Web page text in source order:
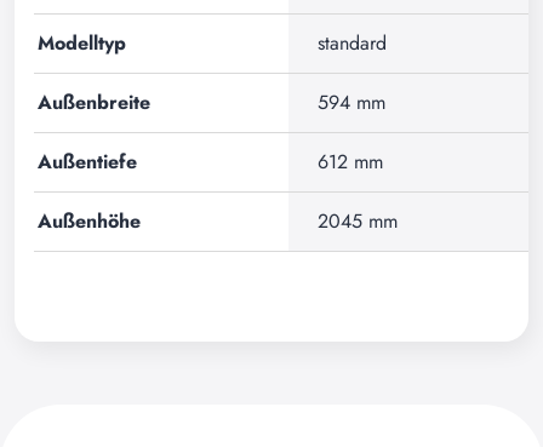
Modelltyp standard
Außenbreite 594 mm
Außentiefe 612 mm
Außenhöhe 2045 mm